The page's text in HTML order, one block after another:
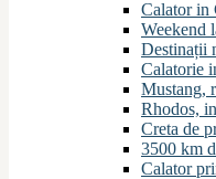
Calator in
Weekend
Destinații
Calatorie
Mustang,
Rhodos,
Creta de
3500 km
Calator